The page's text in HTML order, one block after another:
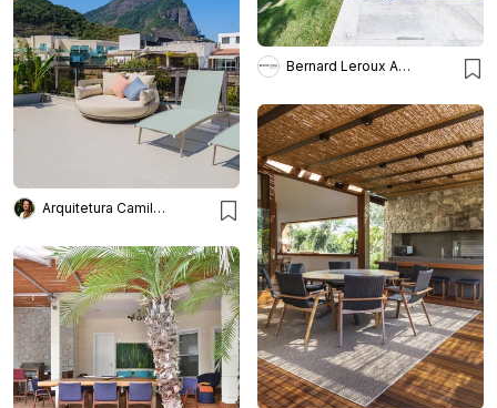
Bernard Leroux Arquitetos
Arquitetura Camila Fleck